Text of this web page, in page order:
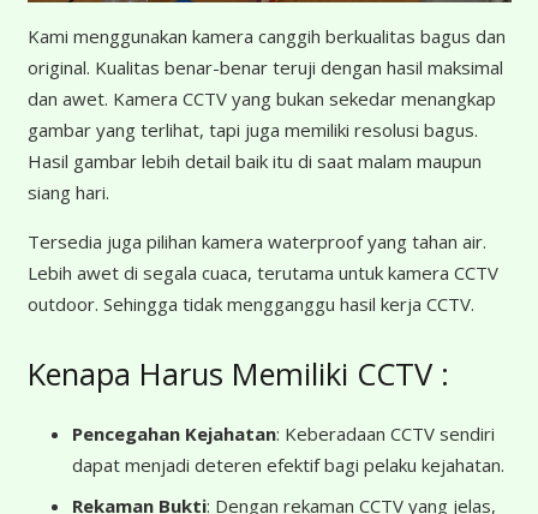
Kami menggunakan kamera canggih berkualitas bagus dan
original. Kualitas benar-benar teruji dengan hasil maksimal
dan awet. Kamera CCTV yang bukan sekedar menangkap
gambar yang terlihat, tapi juga memiliki resolusi bagus.
Hasil gambar lebih detail baik itu di saat malam maupun
siang hari.
Tersedia juga pilihan kamera waterproof yang tahan air.
Lebih awet di segala cuaca, terutama untuk kamera CCTV
outdoor. Sehingga tidak mengganggu hasil kerja CCTV.
Kenapa Harus Memiliki CCTV :
Pencegahan Kejahatan: Keberadaan CCTV sendiri
dapat menjadi deteren efektif bagi pelaku kejahatan.
Rekaman Bukti: Dengan rekaman CCTV yang jelas,